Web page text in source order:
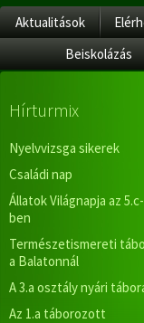
Aktualitások
Beiskolázás
Hírturmix
Nyelvvizsga sikerek
Családi nap
Állatok Világnapja az 5.c-
ben
Természetismereti
a Balatonnál
A 3.a osztály nyári
Az 1.a táborozott